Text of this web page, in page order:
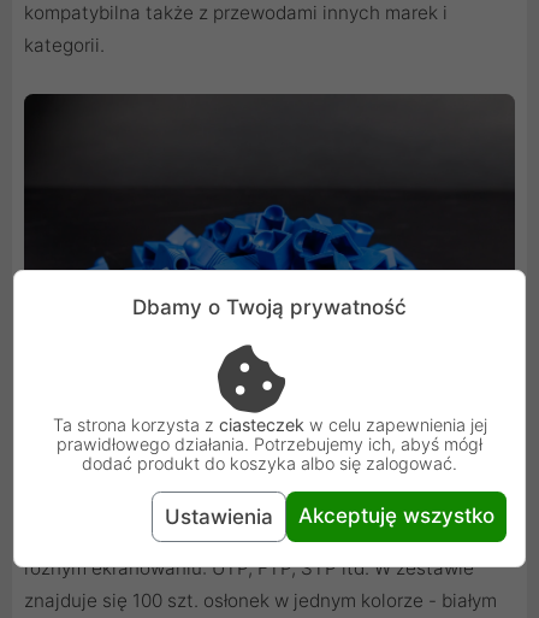
kompatybilna także z przewodami innych marek i
kategorii.
Rekomendowana średnica montowanego przewodu to 6
mm. Osłonka na wtyk RJ45 pasuje do przewodów o
różnym ekranowaniu: UTP, FTP, STP itd. W zestawie
znajduje się 100 szt. osłonek w jednym kolorze - białym
Dbamy o Twoją prywatność
Ta strona korzysta z ciasteczek w celu zapewnienia jej
prawidłowego działania. Potrzebujemy ich, abyś mógł
dodać produkt do koszyka albo się zalogować.
Ustawienia Akceptuję wszystko